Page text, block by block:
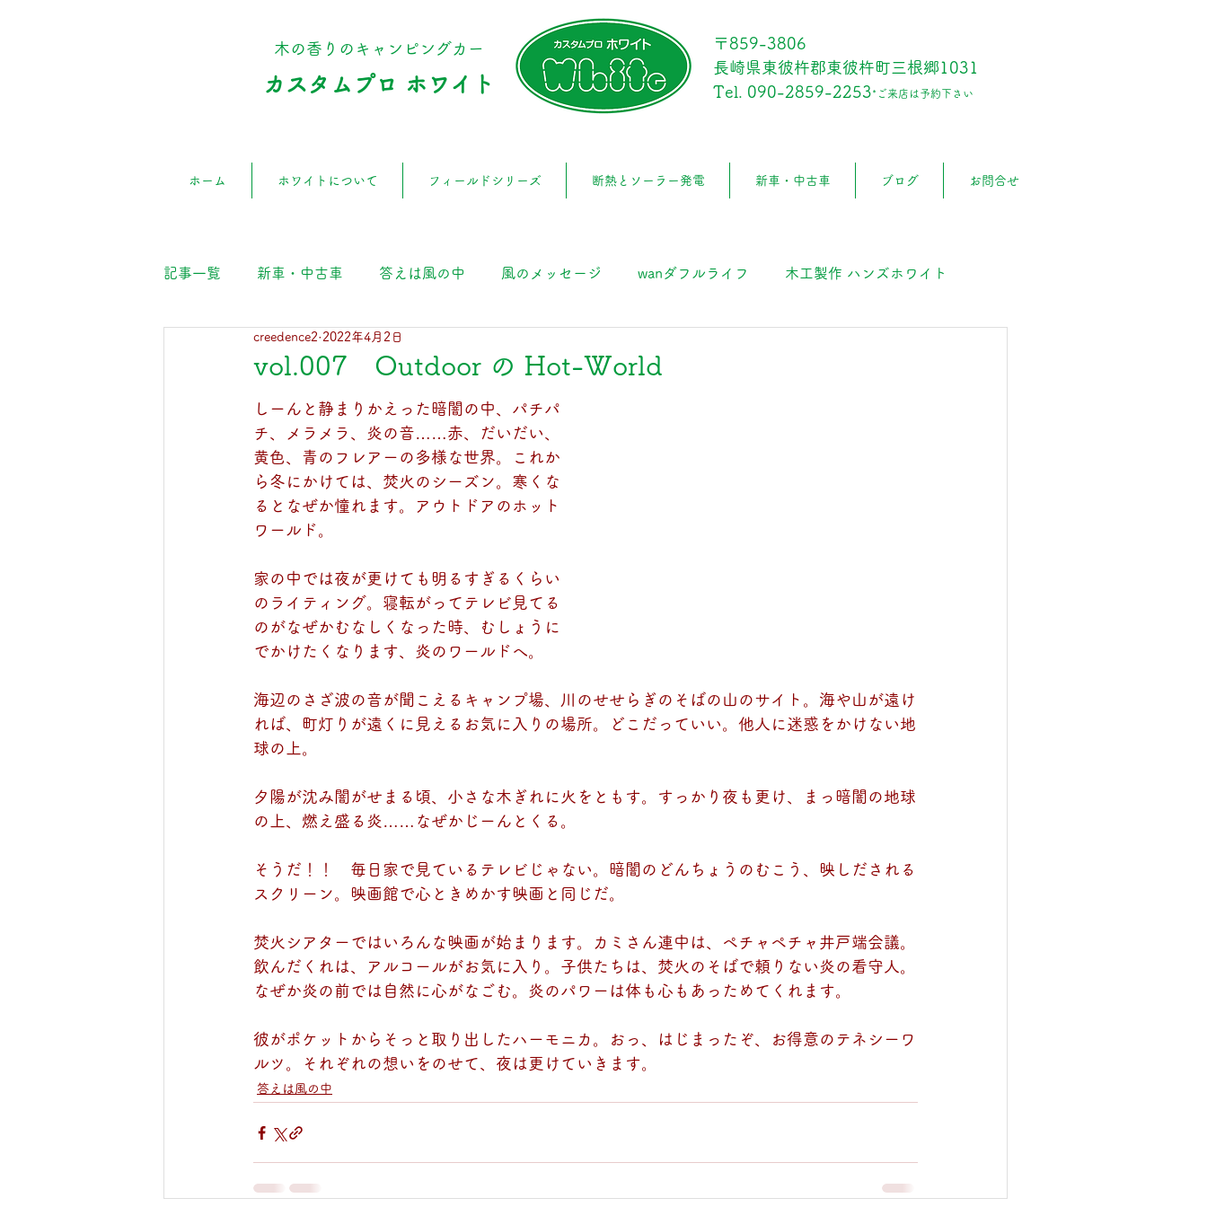
​木の香りのキャンピングカー
カスタムプロ ホワイト
〒859-3806
長崎県東彼杵郡東彼杵町三根郷1031
Tel. 090-2859-2253*ご来店は予約下さい
ホーム ホワイトについて フィールドシリーズ 断熱とソーラー発電 新車・中古車 ブログ お問合せ
記事一覧 新車・中古車 答えは風の中 風のメッセージ wanダフルライフ 木工製作 ハンズホワイト
vol.007 Outdoor の Hot-World
creedence2 2022年4月2日
しーんと静まりかえった暗闇の中、パチパ
チ、メラメラ、炎の音……赤、だいだい、
黄色、青のフレアーの多様な世界。これか
ら冬にかけては、焚火のシーズン。寒くな
るとなぜか憧れます。アウトドアのホット
ワールド。
家の中では夜が更けても明るすぎるくらい
のライティング。寝転がってテレビ見てる
のがなぜかむなしくなった時、むしょうに
でかけたくなります、炎のワールドへ。
海辺のさざ波の音が聞こえるキャンプ場、川のせせらぎのそばの山のサイト。海や山が遠け
れば、町灯りが遠くに見えるお気に入りの場所。どこだっていい。他人に迷惑をかけない地
球の上。
夕陽が沈み闇がせまる頃、小さな木ぎれに火をともす。すっかり夜も更け、まっ暗闇の地球
の上、燃え盛る炎……なぜかじーんとくる。
そうだ！！　毎日家で見ているテレビじゃない。暗闇のどんちょうのむこう、映しだされる
スクリーン。映画館で心ときめかす映画と同じだ。
焚火シアターではいろんな映画が始まります。カミさん連中は、ペチャペチャ井戸端会議。
飲んだくれは、アルコールがお気に入り。子供たちは、焚火のそばで頼りない炎の看守人。
なぜか炎の前では自然に心がなごむ。炎のパワーは体も心もあっためてくれます。
彼がポケットからそっと取り出したハーモニカ。おっ、はじまったぞ、お得意のテネシーワ
ルツ。それぞれの想いをのせて、夜は更けていきます。
答えは風の中